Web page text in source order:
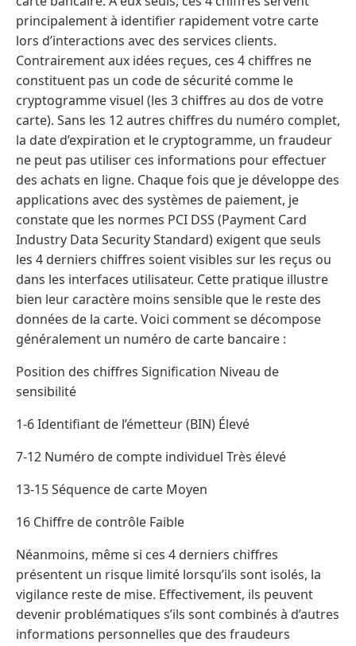
principalement à identifier rapidement votre carte
lors d’interactions avec des services clients.
Contrairement aux idées reçues, ces 4 chiffres ne
constituent pas un code de sécurité comme le
cryptogramme visuel (les 3 chiffres au dos de votre
carte). Sans les 12 autres chiffres du numéro complet,
la date d’expiration et le cryptogramme, un fraudeur
ne peut pas utiliser ces informations pour effectuer
des achats en ligne. Chaque fois que je développe des
applications avec des systèmes de paiement, je
constate que les normes PCI DSS (Payment Card
Industry Data Security Standard) exigent que seuls
les 4 derniers chiffres soient visibles sur les reçus ou
dans les interfaces utilisateur. Cette pratique illustre
bien leur caractère moins sensible que le reste des
données de la carte. Voici comment se décompose
généralement un numéro de carte bancaire :
Position des chiffres Signification Niveau de
sensibilité
1-6 Identifiant de l’émetteur (BIN) Élevé
7-12 Numéro de compte individuel Très élevé
13-15 Séquence de carte Moyen
16 Chiffre de contrôle Faible
Néanmoins, même si ces 4 derniers chiffres
présentent un risque limité lorsqu’ils sont isolés, la
vigilance reste de mise. Effectivement, ils peuvent
devenir problématiques s’ils sont combinés à d’autres
informations personnelles que des fraudeurs